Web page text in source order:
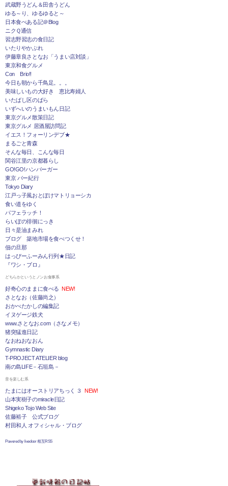
武蔵野うどん＆田舎うどん
ゆる～り、ゆるゆると～
日本食べある記＠Blog
ニクＱ通信
習志野習志の食日記
いたりやかぶれ
伊藤章良さとなお「うまい店対談」
東京和食グルメ
Con Brio!!
今日も朝から千鳥足。。。
美味しいもの大好き 恵比寿婦人
いたばし区のばら
いずへいのうまいもん日記
東京グルメ散策日記
東京グルメ 居酒屋訪問記
イエス！フォーリンデブ★
まるごと青森
そんな毎日、こんな毎日
関谷江里の京都暮らし
GO!GO!ハンバーガー
東京 バー紀行
Tokyo Diary
江戸っ子風おとぼけマトリョーシカ
食い道をゆく
パフェラッチ！
らいぽの徘徊にっき
日々是油まみれ
ブログ 築地市場を食べつくせ！
佃の旦那
はっぴーふーみん行列★日記
『ワシ・ブロ』
どちらかというとノンお食事系
好奇心のままに食べる NEW!
さとなお（佐藤尚之）
おかべたかしの編集記
イヌゲージ鉄犬
www.さとなお.com（さなメモ）
猪突猛進日記
なおねおなおん
Gymnastic Diary
T-PROJECT ATELIER blog
南の島LIFE－石垣島－
音を楽しむ系
たまにはオーストリアちっく ３ NEW!
山本実樹子のmiracle日記
Shigeko Tojo Web Site
佐藤裕子 公式ブログ
村田和人 オフィシャル・ブログ
Powered by livedoor 相互RSS